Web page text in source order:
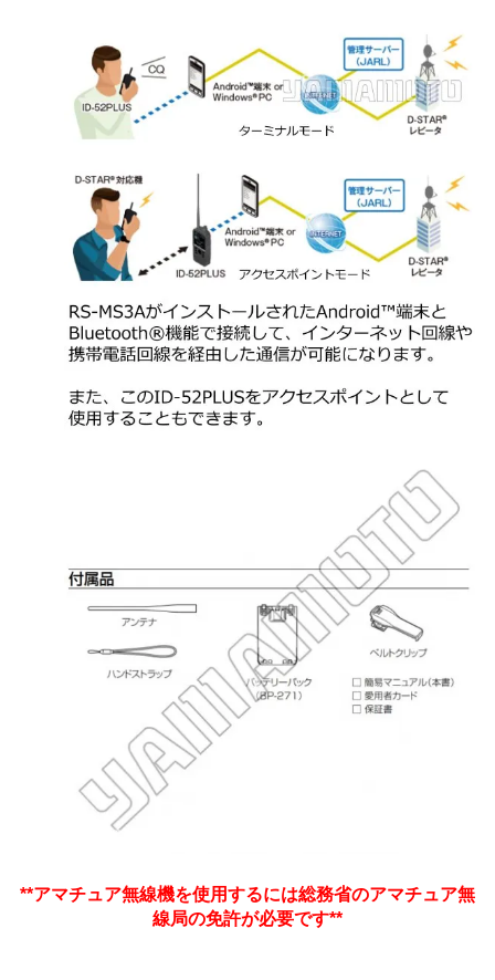
**アマチュア無線機を使用するには総務省のアマチュア無
線局の免許が必要です**